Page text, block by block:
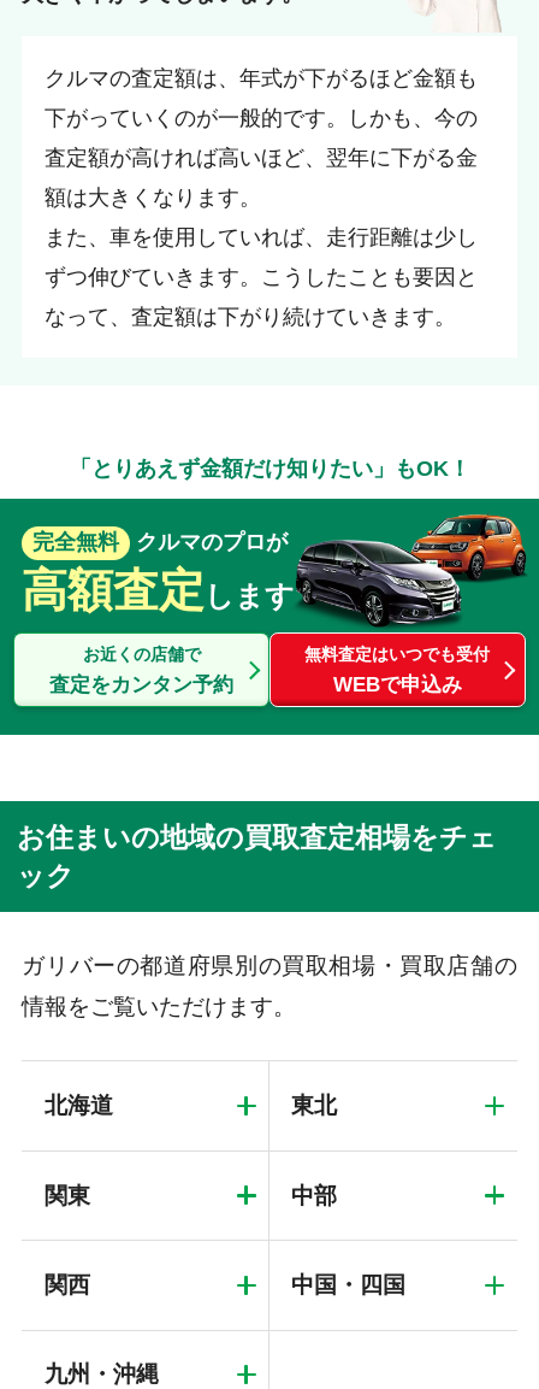
クルマの査定額は、年式が下がるほど金額も
下がっていくのが一般的です。しかも、今の
査定額が高ければ高いほど、翌年に下がる金
額は大きくなります。
また、車を使用していれば、走行距離は少し
ずつ伸びていきます。こうしたことも要因と
なって、査定額は下がり続けていきます。
「とりあえず金額だけ知りたい」もOK！
完全無料 クルマのプロが
高額査定 します
お近くの店舗で
査定をカンタン予約
無料査定はいつでも受付
WEBで申込み
お住まいの地域の買取査定相場をチェ
ック
ガリバーの都道府県別の買取相場・買取店舗の
情報をご覧いただけます。
北海道 東北
関東 中部
関西 中国・四国
九州・沖縄